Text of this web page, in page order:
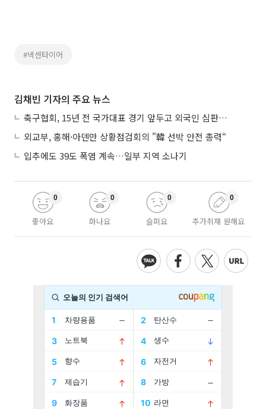
#넥센타이어
김채빈 기자의 주요 뉴스
축구협회, 15년 전 국가대표 경기 앞두고 외국인 심판에 ‘성접대’
외교부, 홍해·아덴만 상황점검회의 "韓 선박 안전 총력“
입추에도 39도 폭염 계속…일부 지역 소나기
좋아요
0
화나요
0
슬퍼요
0
추가취재 원해요
0